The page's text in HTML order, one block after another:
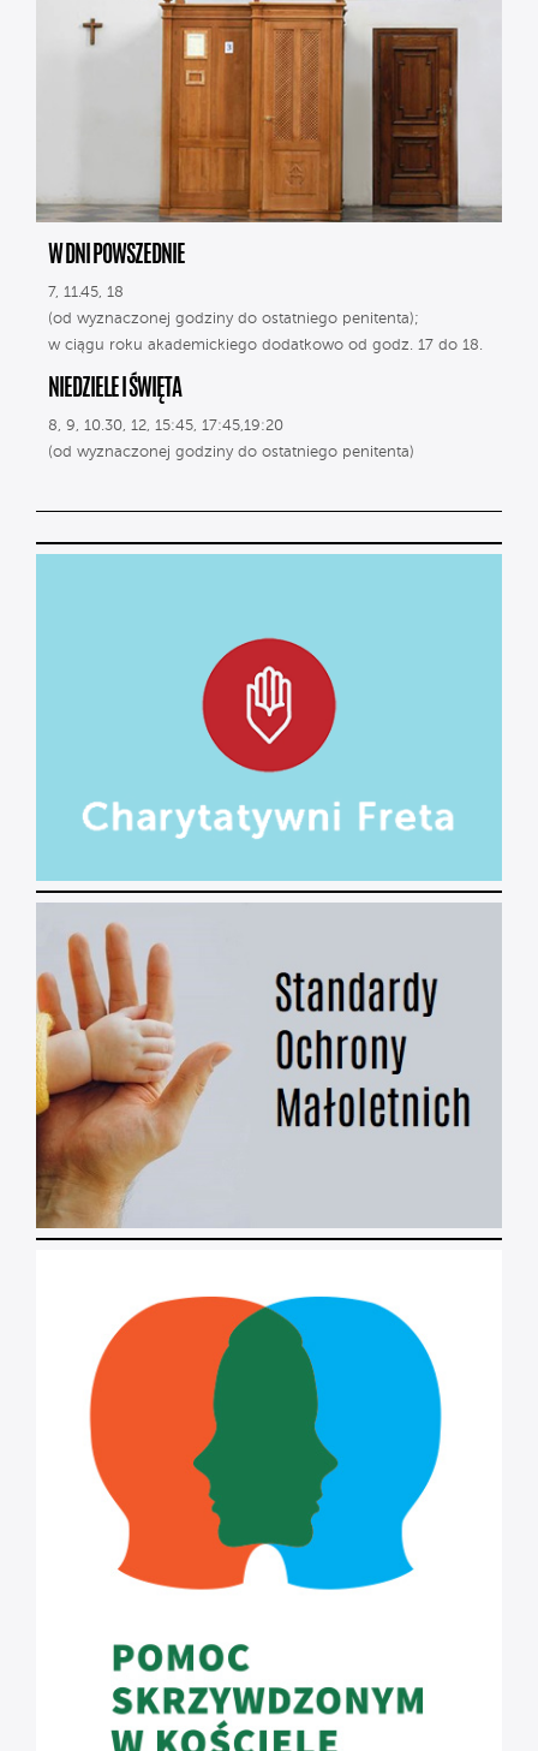
W DNI POWSZEDNIE
7, 11.45, 18
(od wyznaczonej godziny do ostatniego penitenta);
w ciągu roku akademickiego dodatkowo od godz. 17 do 18.
NIEDZIELE I ŚWIĘTA
8, 9, 10.30, 12, 15:45, 17:45,19:20
(od wyznaczonej godziny do ostatniego penitenta)